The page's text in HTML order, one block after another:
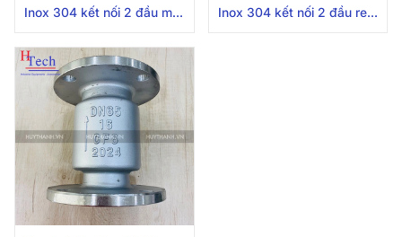
Inox 304 kết nối 2 đầu mặt
Inox 304 kết nối 2 đầu ren